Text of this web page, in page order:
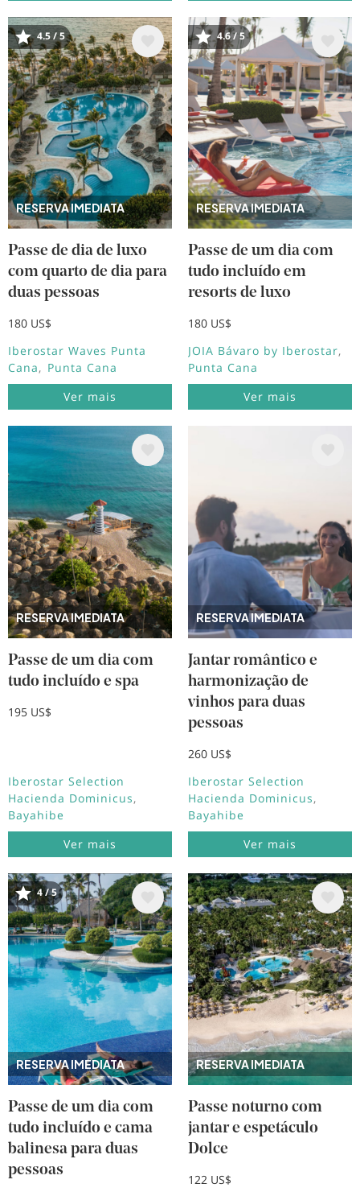
RESERVA IMEDIATA
Imagem
4.5 / 5
Passe de dia de luxo
com quarto de dia para
duas pessoas
180 US$
Iberostar Waves Punta
Cana
Punta Cana
Ver mais
RESERVA IMEDIATA
Imagem
4.6 / 5
Passe de um dia com
tudo incluído em
resorts de luxo
180 US$
JOIA Bávaro by Iberostar
Punta Cana
Ver mais
RESERVA IMEDIATA
Imagem
Passe de um dia com
tudo incluído e spa
195 US$
Iberostar Selection
Hacienda Dominicus
Bayahibe
Ver mais
RESERVA IMEDIATA
Jantar romântico e
harmonização de
vinhos para duas
pessoas
260 US$
Iberostar Selection
Hacienda Dominicus
Bayahibe
Ver mais
RESERVA IMEDIATA
Imagem
4 / 5
Passe de um dia com
tudo incluído e cama
balinesa para duas
pessoas
RESERVA IMEDIATA
Imagem
Passe noturno com
jantar e espetáculo
Dolce
122 US$